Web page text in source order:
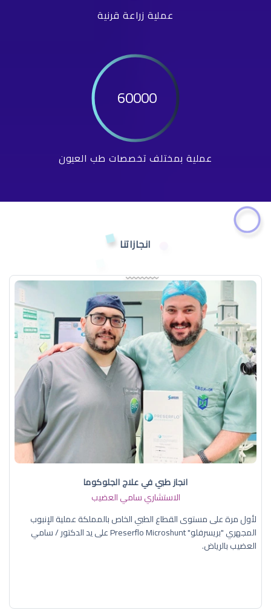
عملية زراعة قرنية
60000
عملية بمختلف تخصصات طب العيون
انجازاتنا
انجاز طبي في علاج الجلوكوما
الاستشاري سامي العضيب
لأول مرة على مستوى القطاع الطبي الخاص بالمملكة عملية الإنبوب
المجهري "بريسرفلو" Preserflo Microshunt على يد الدكتور / سامي
العضيب بالرياض.